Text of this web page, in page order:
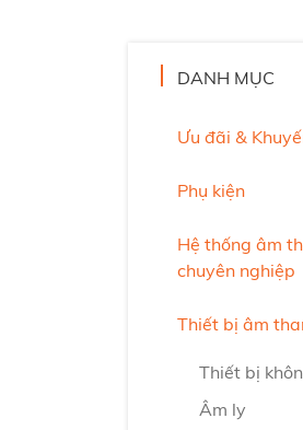
DANH MỤC
Ưu đãi &
Phụ kiện
Hệ thống âm
chuyên nghiệp
Thiết bị âm
Thiết bị
Âm ly